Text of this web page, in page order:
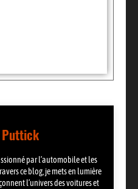
par l’automobile et les
ce blog, je mets en lumière
l’univers des voitures et